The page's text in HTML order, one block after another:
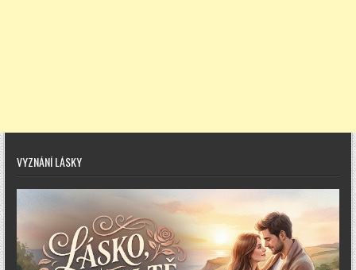
VYZNÁNÍ LÁSKY